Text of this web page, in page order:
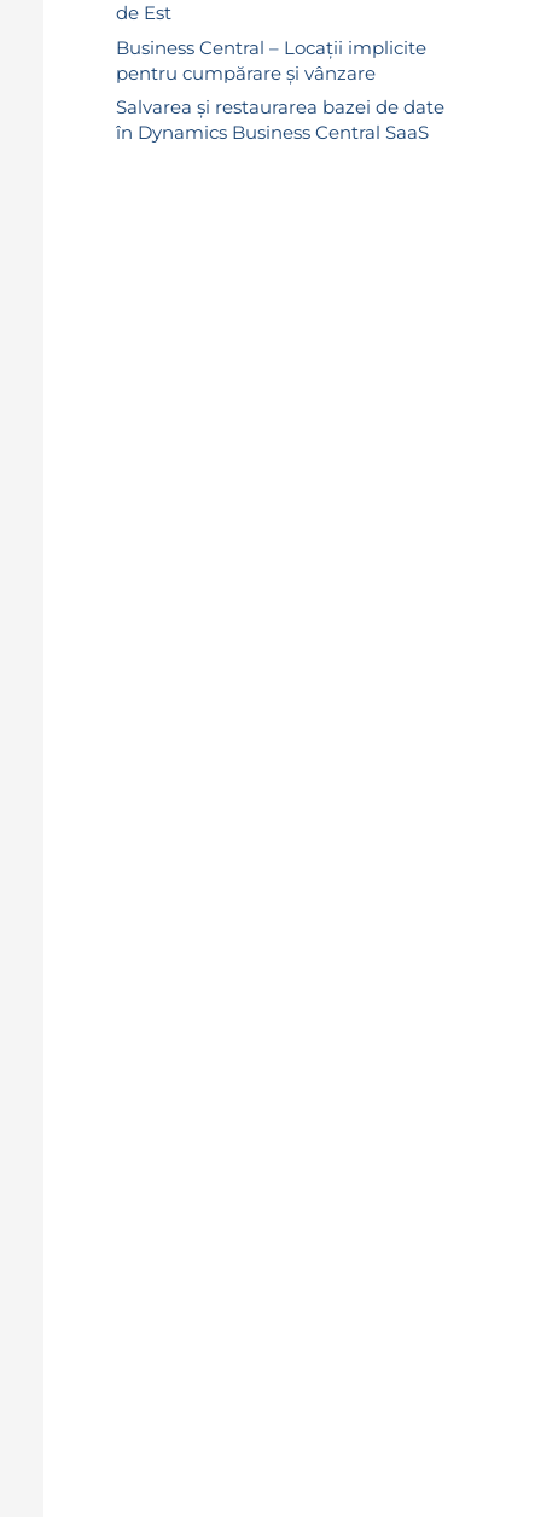
de Est
Business Central – Locații implicite
pentru cumpărare și vânzare
Salvarea și restaurarea bazei de date
în Dynamics Business Central SaaS